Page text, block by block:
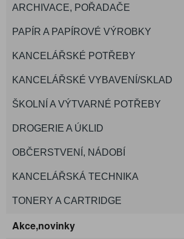
ARCHIVACE, POŘADAČE
PAPÍR A PAPÍROVÉ VÝROBKY
KANCELÁŘSKÉ POTŘEBY
KANCELÁŘSKÉ VYBAVENÍ/SKLAD
ŠKOLNÍ A VÝTVARNÉ POTŘEBY
DROGERIE A ÚKLID
OBČERSTVENÍ, NÁDOBÍ
KANCELÁŘSKÁ TECHNIKA
TONERY A CARTRIDGE
Akce,novinky